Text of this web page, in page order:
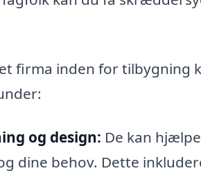
firma inden for tilbygning
og design: De kan
dine behov. Dette